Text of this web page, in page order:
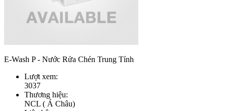
E-Wash P - Nước Rửa Chén Trung Tính
Lượt xem:
3037
Thương hiệu:
NCL ( Á Châu)